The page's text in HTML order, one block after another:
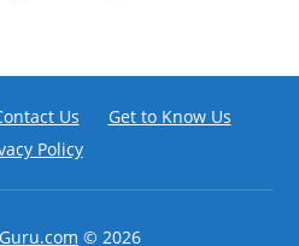
Us
Get to Know Us
Policy
© 2026